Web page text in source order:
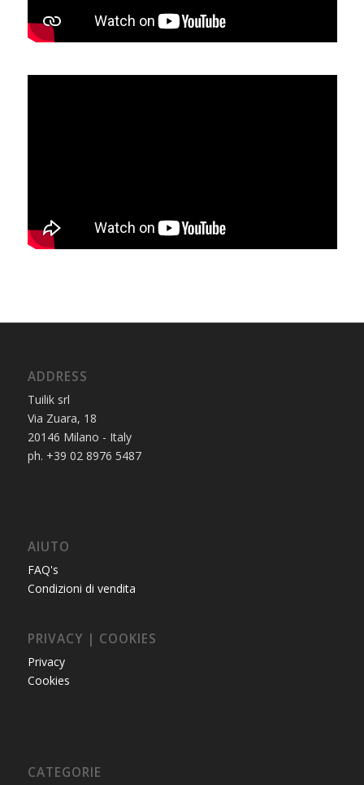
ADDRESS
Tuilik srl
Via Zuara, 18
20146 Milano - Italy
ph. +39 02 8976 5487
AIUTO
FAQ's
Condizioni di vendita
PRIVACY | COOKIES
Privacy
Cookies
CATEGORIE